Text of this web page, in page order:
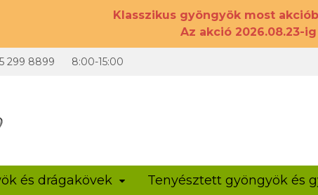
Klasszikus gyöngyök most
Az akció 2026.08.23-
299 8899 8:00-15:00
és drágakövek Tenyésztett gyöngyök és